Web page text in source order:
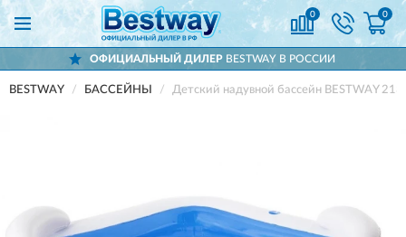
0 0
ОФИЦИАЛЬНЫЙ ДИЛЕР BESTWAY В РОССИИ
BESTWAY БАССЕЙНЫ Детский надувной бассейн BESTWAY